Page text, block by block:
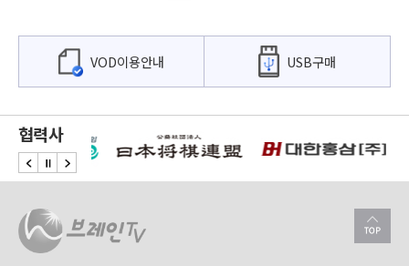
VOD이용안내 USB구매
협력사